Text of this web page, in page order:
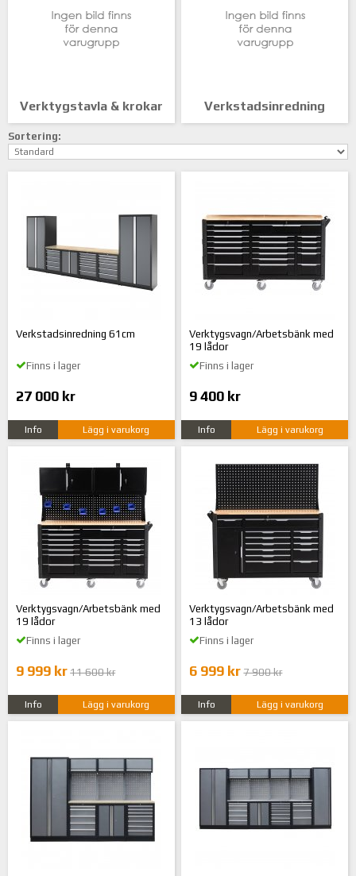
Verktygstavla & krokar Verkstadsinredning
Sortering:
Verkstadsinredning 61cm
Finns i lager
27 000 kr
Info Lägg i varukorg
Verktygsvagn/Arbetsbänk med
19 lådor
Finns i lager
9 400 kr
Info Lägg i varukorg
Verktygsvagn/Arbetsbänk med
19 lådor
Finns i lager
9 999 kr 11 600 kr
Info Lägg i varukorg
Verktygsvagn/Arbetsbänk med
13 lådor
Finns i lager
6 999 kr 7 900 kr
Info Lägg i varukorg